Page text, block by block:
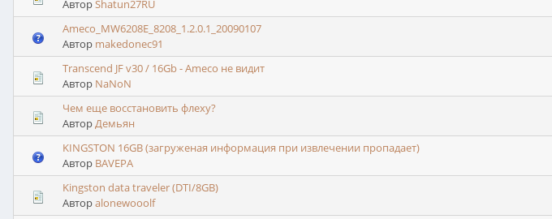
АвторShatun27RU
Ameco_MW6208E_8208_1.2.0.1_20090107
Автор makedonec91
Transcend JF v30 / 16Gb - Ameco не видит
Автор NaNoN
Чем еще восстановить флеху?
АвторДемьян
KINGSTON 16GB (загруженая информация при извлечении пропадает)
Автор BAVEPA
Kingston data traveler (DTI/8GB)
Авторalonewooolf